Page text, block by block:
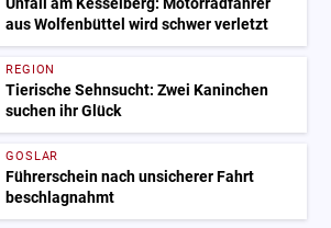
aus Wolfenbüttel wird schwer verletzt
REGION
Tierische Sehnsucht: Zwei Kaninchen
suchen ihr Glück
GOSLAR
Führerschein nach unsicherer Fahrt
beschlagnahmt